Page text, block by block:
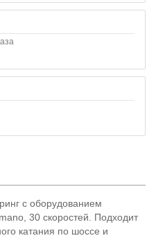
с оборудованием
30 скоростей. Подходит
катания по шоссе и